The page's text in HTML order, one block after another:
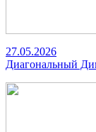
27.05.2026
Диагональный